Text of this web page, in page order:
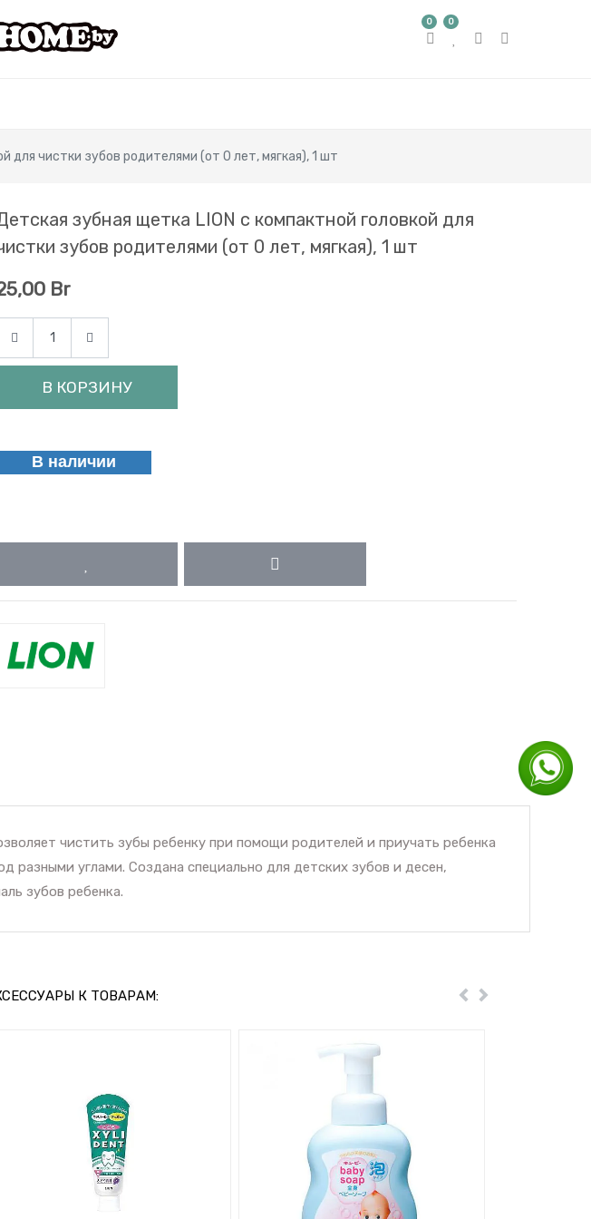
0 0
для чистки зубов родителями (от 0 лет, мягкая), 1 шт
зубная щетка LION с компактной головкой для
зубов родителями (от 0 лет, мягкая), 1 шт
Br
В КОРЗИНУ
В наличии
чистить зубы ребенку при помощи родителей и приучать ребенка
разными углами. Создана специально для детских зубов и десен,
зубов ребенка.
К ТОВАРАМ: ПредДалее